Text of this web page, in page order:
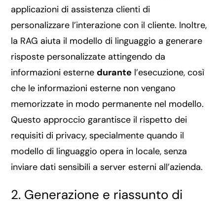
applicazioni di assistenza clienti di
personalizzare l’interazione con il cliente. Inoltre,
la RAG aiuta il modello di linguaggio a generare
risposte personalizzate attingendo da
informazioni esterne durante l’esecuzione, così
che le informazioni esterne non vengano
memorizzate in modo permanente nel modello.
Questo approccio garantisce il rispetto dei
requisiti di privacy, specialmente quando il
modello di linguaggio opera in locale, senza
inviare dati sensibili a server esterni all’azienda.
2. Generazione e riassunto di